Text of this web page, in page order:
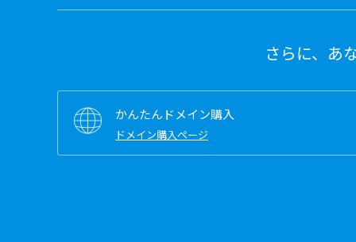
さらに、あ
かんたんドメイン購入
ドメイン購入ページ